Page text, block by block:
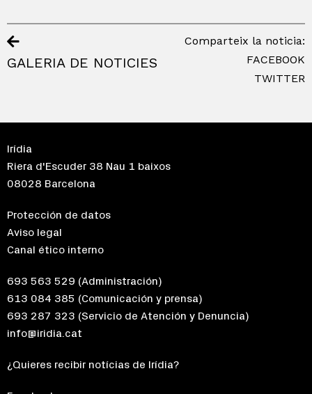
GALERIA DE NOTICIES
Comparteix la noticia:
FACEBOOK
TWITTER
Irídia
Riera d'Escuder 38 Nau 1 baixos
08028 Barcelona
Protección de datos
Aviso legal
Canal ético interno
693 563 529 (Administración)
613 084 385 (Comunicación y prensa)
693 287 323 (Servicio de Atención y Denuncia)
info@iridia.cat
¿Quieres recibir notícias de Irídia?